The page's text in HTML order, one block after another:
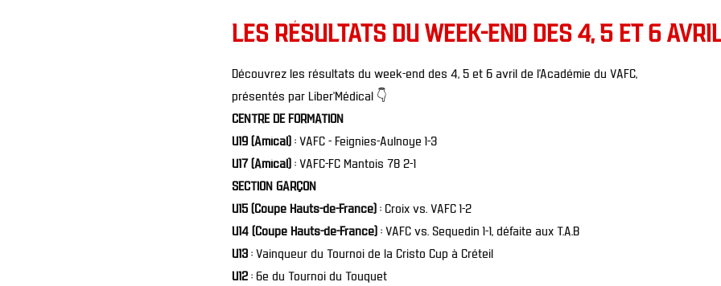
LES RÉSULTATS DU WEEK-END DES 4, 5 ET 6
Découvrez les résultats du week-end des 4, 5 et 6 avril de l’Académie du VAFC,
présentés par Liber’Médical 👇
CENTRE DE FORMATION
U19 (Amical) : VAFC - Feignies-Aulnoye 1-3
U17 (Amical) : VAFC-FC Mantois 78 2-1
SECTION GARÇON
U15 (Coupe Hauts-de-France) : Croix vs. VAFC 1-2
U14 (Coupe Hauts-de-France) : VAFC vs. Sequedin 1-1, défaite aux T.A.B
U13 : Vainqueur du Tournoi de la Cristo Cup à Créteil
U12 : 6e du Tournoi du Touquet